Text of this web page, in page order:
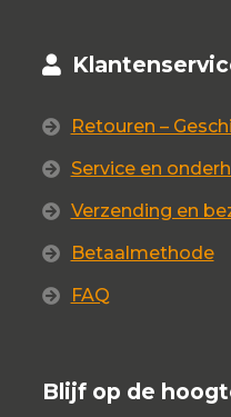
Retouren –
Service en
Verzending en
Betaalmethode
FAQ
Blijf op de